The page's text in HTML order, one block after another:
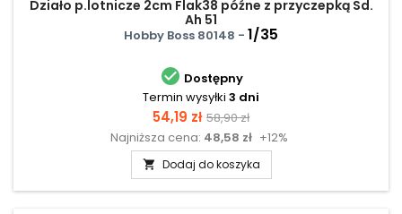
Działo p.lotnicze 2cm Flak38 późne z przyczepką Sd.
Ah 51
Hobby Boss 80148 - 1/35
 Dostępny
Termin wysyłki 3 dni
Cena
54,19 zł Cena
podstawowa
58,90 zł
Najniższa cena: 48,58 zł +12%
 Dodaj do koszyka